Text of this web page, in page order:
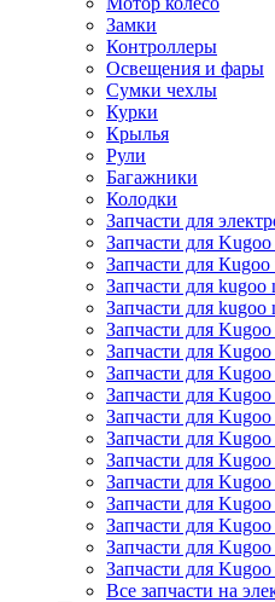
Замки
Контроллеры
Освещения и фары
Сумки чехлы
Курки
Крылья
Рули
Багажники
Колодки
Запчасти для
Запчасти для
Запчасти для Кugoo
Запчасти для kugoo
Запчасти для kugoo
Запчасти для
Запчасти для Kugoo
Запчасти для Kugoo
Запчасти для
Запчасти для Kugoo
Запчасти для
Запчасти для Kugoo
Запчасти для
Запчасти для
Запчасти для Kugoo
Запчасти для
Запчасти для
Все запчасти на